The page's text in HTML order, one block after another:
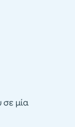
σε μία